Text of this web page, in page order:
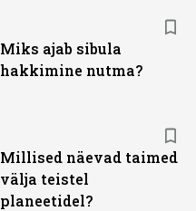
Miks ajab sibula
hakkimine nutma?
Millised näevad taimed
välja teistel
planeetidel?